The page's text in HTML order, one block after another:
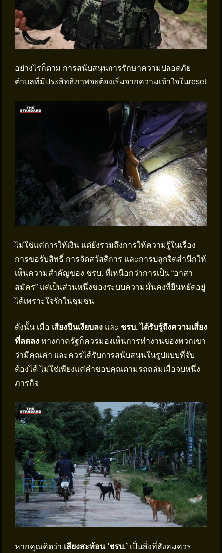
อย่างไรก็ตาม การสนับสนุนการรักษาความปลอดภัย
ตำบลที่มีประสิทธิภาพจะต้องเริ่มจากความเข้าใจในreset
ไม่ใช่แค่การให้เงิน แต่ยังรวมถึงการให้ความรู้ในเรื่อง
การขอรับสิทธิ์ การจัดสวัสดิการ และการปลูกจิตสำนึกให้
เห็นความสำคัญของ ชรบ. ที่เหนือกว่าการเป็น “อาสา
สมัคร” แต่เป็นส่วนหนึ่งของระบบความมั่นคงที่ยืนหยัดอยู่
ได้เพราะใจรักในชุมชน
ดังนั้น เมื่อ เสียงปืนเงียบลง และ ชรบ.ได้รับรู้ถึงความเสี่ยง
ที่ลดลง ทางภาครัฐก็ควรมองเห็นการทำงานของพวกเขา
ว่ามีคุณค่า และควรได้รับการสนับสนุนในรูปแบบที่จับ
ต้องได้ ไม่ใช่เพียงแค่คำขอบคุณตามรถถล่มเมื่อจบหนึ่ง
ภารกิจ
หากคุณคิดว่า เสียงสะท้อน ‘ชรบ.’ เป็นสิ่งที่สังคมควร